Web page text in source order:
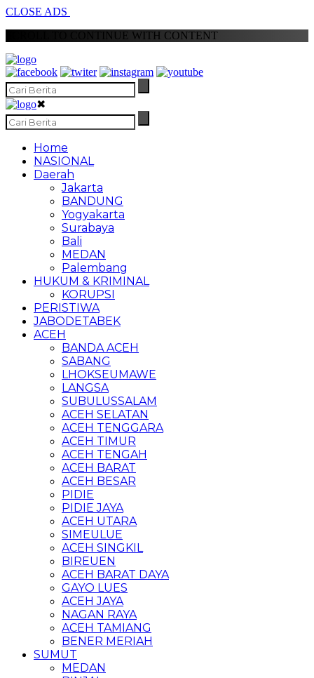
CLOSE ADS
SCROLL TO CONTINUE WITH CONTENT
✖
Home
NASIONAL
Daerah
Jakarta
BANDUNG
Yogyakarta
Surabaya
Bali
MEDAN
Palembang
HUKUM & KRIMINAL
KORUPSI
PERISTIWA
JABODETABEK
ACEH
BANDA ACEH
SABANG
LHOKSEUMAWE
LANGSA
SUBULUSSALAM
ACEH SELATAN
ACEH TENGGARA
ACEH TIMUR
ACEH TENGAH
ACEH BARAT
ACEH BESAR
PIDIE
PIDIE JAYA
ACEH UTARA
SIMEULUE
ACEH SINGKIL
BIREUEN
ACEH BARAT DAYA
GAYO LUES
ACEH JAYA
NAGAN RAYA
ACEH TAMIANG
BENER MERIAH
SUMUT
MEDAN